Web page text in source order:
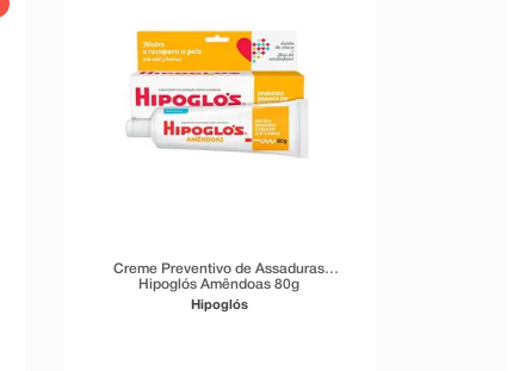
Creme Preventivo de Assaduras
Hipoglós Amêndoas 80g
Hipoglós